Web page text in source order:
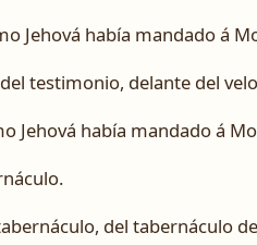
Jehová había mandado á
testimonio, delante del
Jehová había mandado á
del tabernáculo